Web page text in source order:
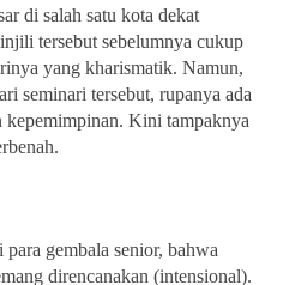
di salah satu kota dekat
tersebut sebelumnya cukup
yang kharismatik. Namun,
seminari tersebut, rupanya ada
kepemimpinan. Kini tampaknya
gembala senior, bahwa
direncanakan (intensional).